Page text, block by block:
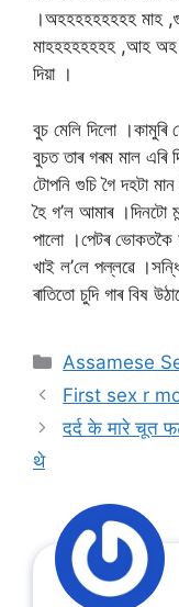
।অহহহহহহহহহ মাহ
মাহহহহহহহহ ,আহ অহ
দিয়া ।
বুচ মেলি দিলো ।কামুৰি
বুচত তাৰ গৰম মাল এৰি
টোপনি গুচি গৈ দহটা
হৈ গ’ল আমাৰ ।দিনটো
পালো ।পেটৰ
খাই ল’লে পল্লৱে
ৰাতিতো চুদি গাৰ বিষ
Categories
Assamese
First sex r
दर्द के मारे चूत
थे